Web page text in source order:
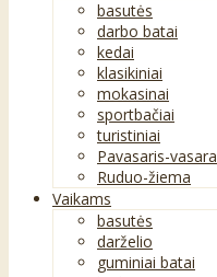
basutės
darbo batai
kedai
klasikiniai
mokasinai
sportbačiai
turistiniai
Pavasaris-vasara
Ruduo-žiema
Vaikams
basutės
darželio
guminiai batai